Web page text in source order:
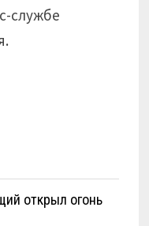
службе
открыл огонь